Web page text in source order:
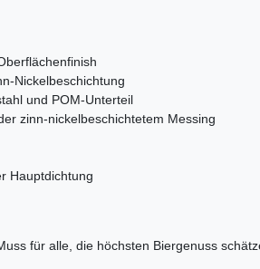
Nickelbeschichtung
und POM-Unterteil
zinn-nickelbeschichtetem Messing
Hauptdichtung
für alle, die höchsten Biergenuss